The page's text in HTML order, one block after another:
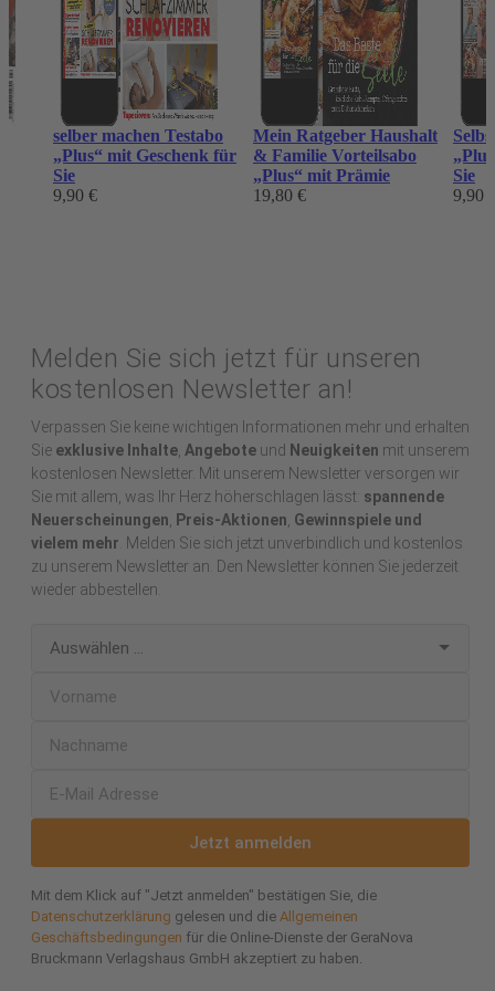
selber machen Testabo
„Plus“ mit Geschenk für
Sie
9,90 €
Mein Ratgeber Haushalt
& Familie Vorteilsabo
„Plus“ mit Prämie
19,80 €
Sie
9,90
Melden Sie sich jetzt für unseren
kostenlosen Newsletter an!
Verpassen Sie keine wichtigen Informationen mehr und erhalten
Sie exklusive Inhalte, Angebote und Neuigkeiten mit unserem
kostenlosen Newsletter. Mit unserem Newsletter versorgen wir
Sie mit allem, was Ihr Herz höherschlagen lässt: spannende
Neuerscheinungen, Preis-Aktionen, Gewinnspiele und
vielem mehr . Melden Sie sich jetzt unverbindlich und kostenlos
zu unserem Newsletter an. Den Newsletter können Sie jederzeit
wieder abbestellen.
Jetzt anmelden
Mit dem Klick auf "Jetzt anmelden" bestätigen Sie, die
Datenschutzerklärung gelesen und die Allgemeinen
Geschäftsbedingungen für die Online-Dienste der GeraNova
Bruckmann Verlagshaus GmbH akzeptiert zu haben.